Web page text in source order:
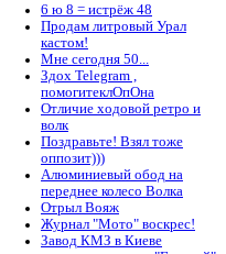
6 ю 8 = истрёж 48
Продам литровый Урал
кастом!
Мне сегодня 50...
Здох Telegram ,
помогитеклОпОна
Отличие ходовой ретро и
волк
Поздравьте! Взял тоже
оппозит)))
Алюминиевый обод на
переднее колесо Волка
Отрыл Вояж
Журнал "Мото" воскрес!
Завод КМЗ в Киеве